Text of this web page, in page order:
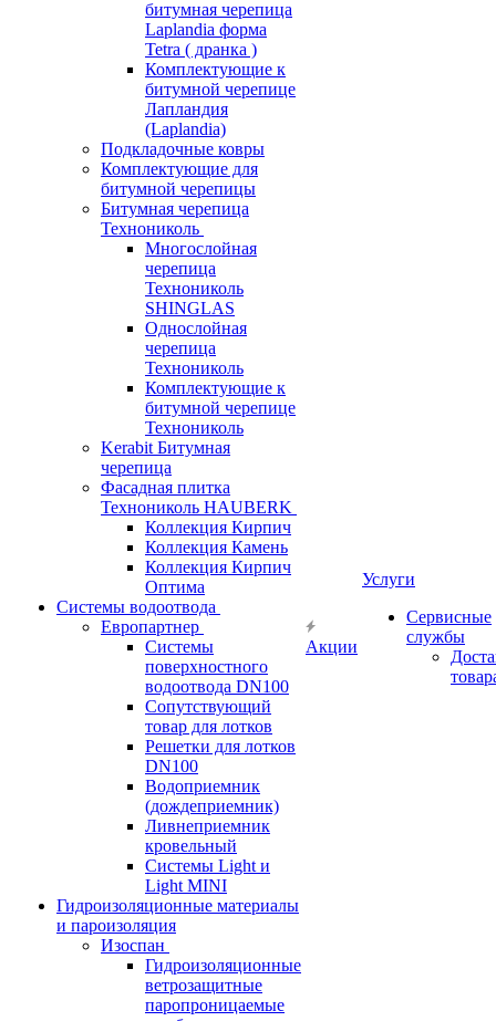
битумная черепица
Laplandia форма
Tetra ( дранка )
Комплектующие к
битумной черепице
Лапландия
(Laplandia)
Подкладочные ковры
Комплектующие для
битумной черепицы
Битумная черепица
Технониколь
Многослойная
черепица
Технониколь
SHINGLAS
Однослойная
черепица
Технониколь
Комплектующие к
битумной черепице
Технониколь
Kerabit Битумная
черепица
Фасадная плитка
Технониколь HAUBERK
Кол​лекция Кирпич
Кол​лекция Камень
Коллекция Кирпич
Оптима
Системы водоотвода
Европартнер
Системы
поверхностного
водоотвода DN100
Сопутствующий
товар для лотков
Решетки для лотков
DN100
Водоприемник
(дождеприемник)
Ливнеприемник
кровельный
Системы Light и
Light MINI
Гидроизоляционные материалы
и пароизоляция
Изоспан
Гидроизоляционные
ветрозащитные
паропроницаемые
Акции
Услуги
Сервисные
службы